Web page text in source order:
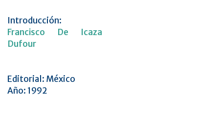
Introducción:
Francisco De Icaza
Dufour
Editorial: México
Año: 1992